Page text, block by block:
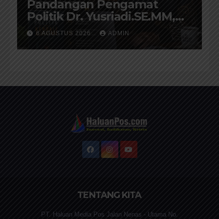
Pandangan Pengamat
Politik Dr. Yusriadi.SE.MM,
Tentang Buku Dr. (Cand)
Liza Fitriani S. Kom M. Ikom
6 AGUSTUS 2026 ADMIN
TENTANG KITA
PT. Haluan Media Pos Jalan Nenas - Utama No.